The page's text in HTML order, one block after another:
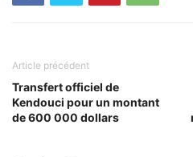
Article précédent
Transfert officiel de
Kendouci pour un montant
de 600 000 dollars